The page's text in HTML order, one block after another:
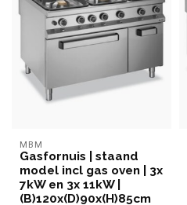
MBM
Gasfornuis | staand
model incl gas oven | 3x
7kW en 3x 11kW |
(B)120x(D)90x(H)85cm